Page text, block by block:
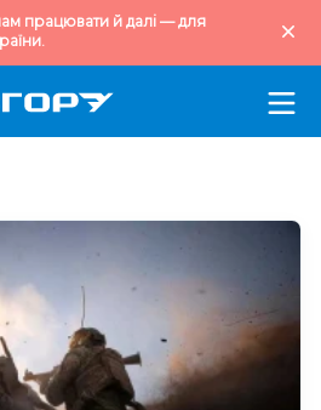
працювати й далі — для